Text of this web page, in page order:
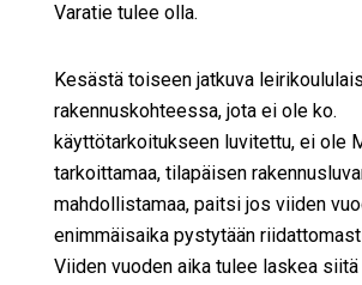
Varatie tulee olla.
Kesästä toiseen jatkuva
rakennuskohteessa, jota ei ole ko.
käyttötarkoitukseen luvitettu, ei ole
tarkoittamaa, tilapäisen
mahdollistamaa, paitsi jos viiden
enimmäisaika pystytään
Viiden vuoden aika tulee laskea siitä